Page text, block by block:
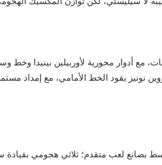
مع أدوار محورية لأوربيلين بينيدا
نونيز يقود الخط الأمامي، مع إمداد